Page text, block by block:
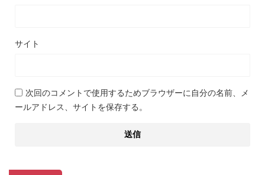
サイト
次回のコメントで使用するためブラウザーに自分の名前、メ
ールアドレス、サイトを保存する。